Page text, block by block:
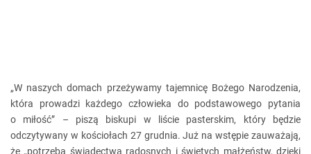
„W naszych domach przeżywamy tajemnicę Bożego Narodzenia,
która prowadzi każdego człowieka do podstawowego pytania
o miłość” – piszą biskupi w liście pasterskim, który będzie
odczytywany w kościołach 27 grudnia. Już na wstępie zauważają,
że „potrzeba świadectwa radosnych i świętych małżeństw, dzięki